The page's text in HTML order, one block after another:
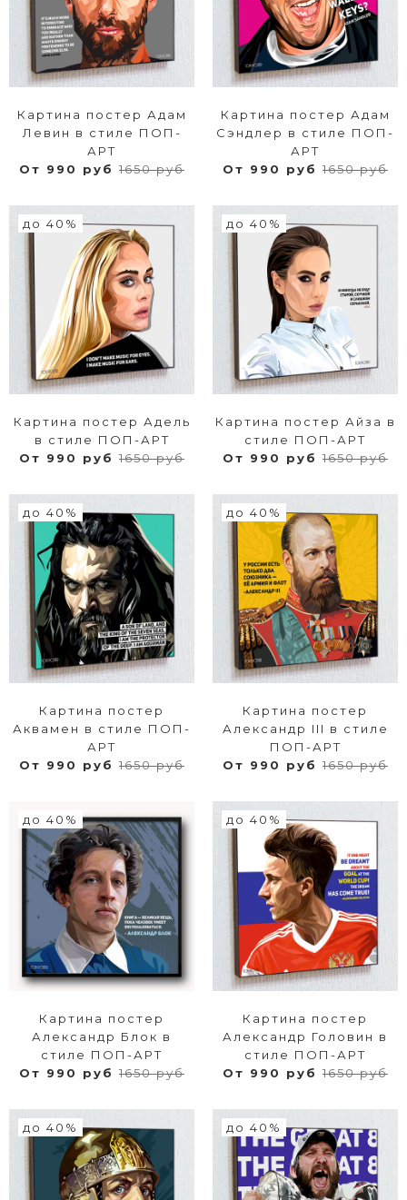
Картина постер Адам
Левин в стиле ПОП-
АРТ
От 990 руб 1650 руб
Картина постер Адам
Сэндлер в стиле ПОП-
АРТ
От 990 руб 1650 руб
до 40%
Картина постер Адель
в стиле ПОП-АРТ
От 990 руб 1650 руб
до 40%
Картина постер Айза в
стиле ПОП-АРТ
От 990 руб 1650 руб
до 40%
Картина постер
Аквамен в стиле ПОП-
АРТ
От 990 руб 1650 руб
до 40%
Картина постер
Александр III в стиле
ПОП-АРТ
От 990 руб 1650 руб
до 40%
Картина постер
Александр Блок в
стиле ПОП-АРТ
От 990 руб 1650 руб
до 40%
Картина постер
Александр Головин в
стиле ПОП-АРТ
От 990 руб 1650 руб
до 40% до 40%